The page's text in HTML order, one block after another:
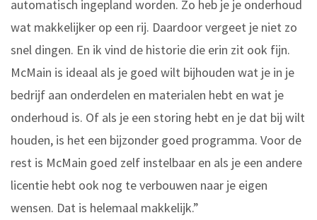
automatisch ingepland worden. Zo heb je je onderhoud
wat makkelijker op een rij. Daardoor vergeet je niet zo
snel dingen. En ik vind de historie die erin zit ook fijn.
McMain is ideaal als je goed wilt bijhouden wat je in je
bedrijf aan onderdelen en materialen hebt en wat je
onderhoud is. Of als je een storing hebt en je dat bij wilt
houden, is het een bijzonder goed programma. Voor de
rest is McMain goed zelf instelbaar en als je een andere
licentie hebt ook nog te verbouwen naar je eigen
wensen. Dat is helemaal makkelijk.”